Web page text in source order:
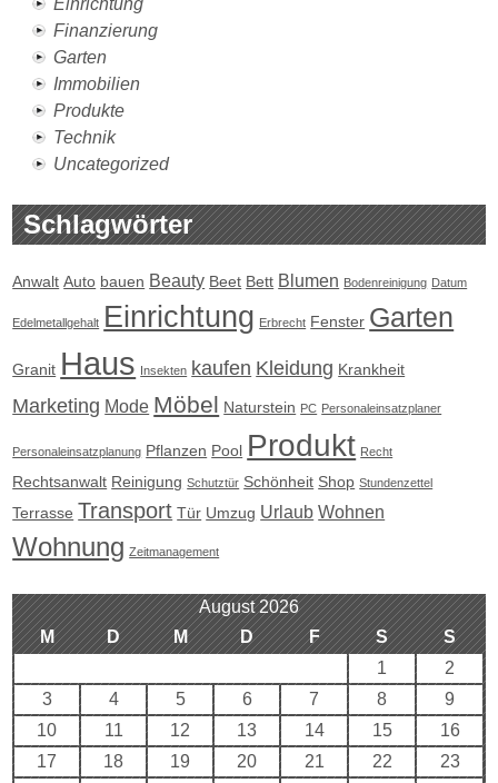
Einrichtung
Finanzierung
Garten
Immobilien
Produkte
Technik
Uncategorized
Schlagwörter
Anwalt Auto bauen Beauty Beet Bett Blumen Bodenreinigung Datum
Edelmetallgehalt Einrichtung Erbrecht Fenster Garten
Granit Haus Insekten kaufen Kleidung Krankheit
Marketing Mode Möbel Naturstein PC Personaleinsatzplaner
Personaleinsatzplanung Pflanzen Pool Produkt Recht
Rechtsanwalt Reinigung Schutztür Schönheit Shop Stundenzettel
Terrasse Transport Tür Umzug Urlaub Wohnen
Wohnung Zeitmanagement
August 2026
M
D M D F S
S
1
2
3
4 5 6 7 8
9
10
11 12 13 14 15
16
17
18 19 20 21 22 23